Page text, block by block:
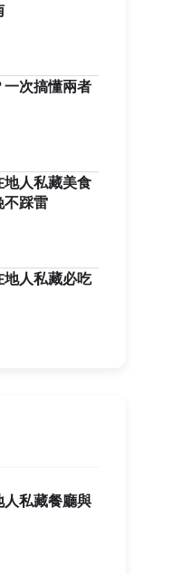
次搞懂兩者
地人私藏美食
不踩雷
人私藏必吃
私藏餐廳與